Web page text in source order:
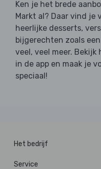
Ken je het brede
Markt al? Daar vind je
heerlijke desserts,
bijgerechten zoals
veel, veel meer.
in de app en maak je
speciaal!
Het bedrijf
Service